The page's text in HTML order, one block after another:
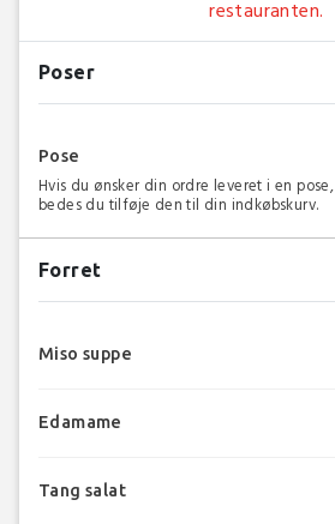
restauranten.
Poser
Pose
Hvis du ønsker din ordre leveret i en pose,
bedes du tilføje den til din indkøbskurv.
Forret
Miso suppe
Edamame
Tang salat